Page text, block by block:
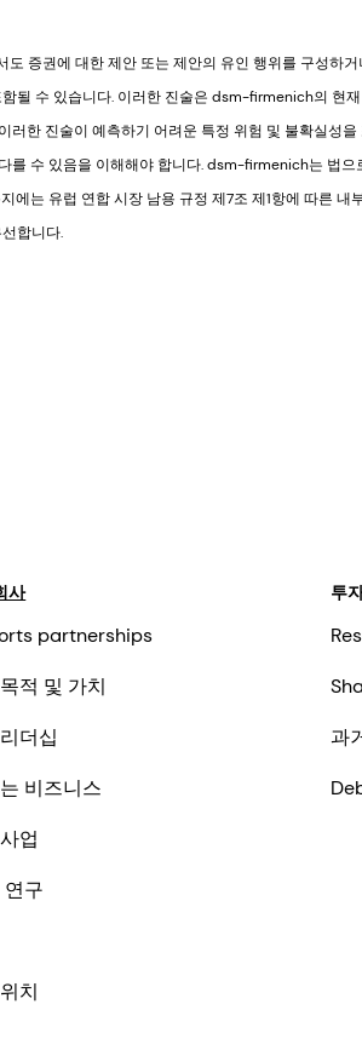
도 증권에 대한 제안 또는 제안의 유인 행위를 구성
될 수 있습니다. 이러한 진술은 dsm-firmenich의 현
한 진술이 예측하기 어려운 특정 위험 및 불확실성
수 있음을 이해해야 합니다. dsm-firmenich는 법으
에는 유럽 연합 시장 남용 규정 제7조 제1항에 따른
합니다.
사
partnerships
적 및 가치
더십
비즈니스
업
구
치
투
과